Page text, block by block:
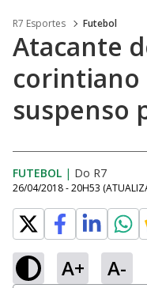
R7 Esportes Futebol
Atacante
corintiano
suspenso
FUTEBOL | Do R7
26/04/2018 - 20H53
A+ A-